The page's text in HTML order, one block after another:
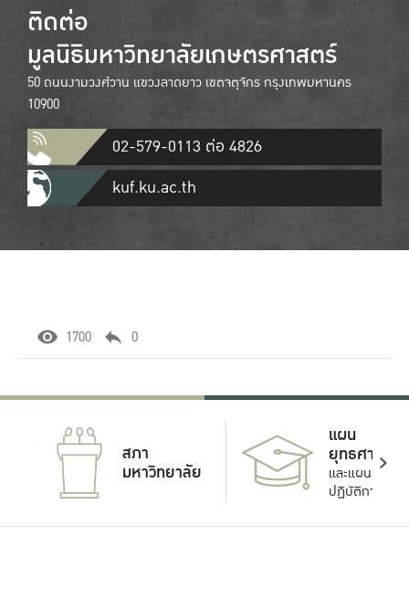
ติดต่อ
มูลนิธิมหาวิทยาลัยเกษตรศาสตร์
50 ถนนงามวงศ์วาน แขวงลาดยาว เขตจตุจักร กรุงเทพมหานคร
10900
02-579-0113 ต่อ 4826
kuf.ku.ac.th
1700 0
สภา
มหาวิทยาลัย
แผน
ยุทธศาสตร์
และแผน
ปฏิบัติการ